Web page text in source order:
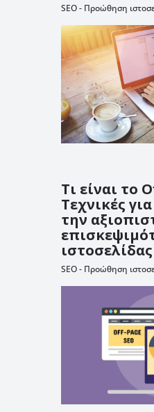
SEO - Προώθηση
Τι είναι το
Τεχνικές
την
SEO - Προώθηση